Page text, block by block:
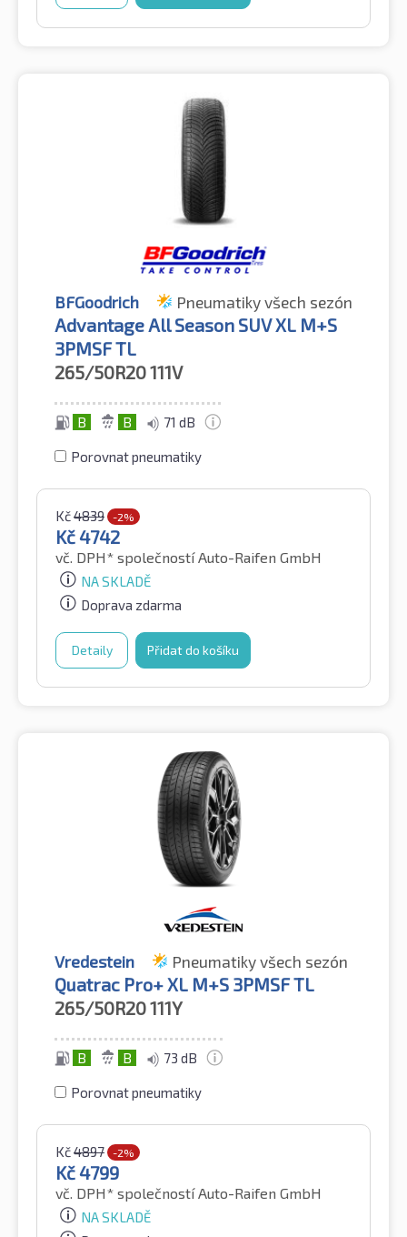
BFGoodrich Pneumatiky všech sezón
Advantage All Season SUV XL M+S
3PMSF TL
265/50R20111V
B B 71 dB
Porovnat pneumatiky
Kč4839 -2%
Kč4742
vč. DPH* společností Auto-Raifen GmbH
NA SKLADĚ
Doprava zdarma
Detaily Přidat do košíku
Vredestein Pneumatiky všech sezón
Quatrac Pro+ XL M+S 3PMSF TL
265/50R20111Y
B B 73 dB
Porovnat pneumatiky
Kč4897 -2%
Kč4799
vč. DPH* společností Auto-Raifen GmbH
NA SKLADĚ